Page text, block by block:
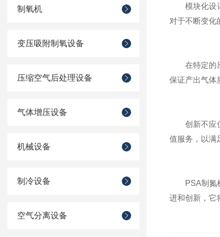
制氧机
变压吸附制氧设备
压缩空气后处理设备
气体增压设备
机械设备
制冷设备
空气分离设备
模块化设计
对于不断变化
在特定的应
保证产出气体
创新不应仅
值服务，以满
PSA制氮机
进和创新，它